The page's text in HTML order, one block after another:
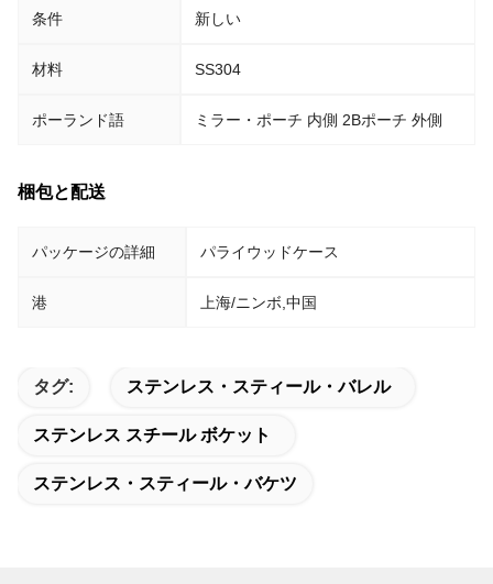
条件 新しい
材料 SS304
ポーランド語 ミラー・ポーチ 内側 2Bポーチ 外側
梱包と配送
パッケージの詳細 パライウッドケース
港 上海/ニンボ,中国
タグ: ステンレス・スティール・バレル
ステンレス スチール ボケット
ステンレス・スティール・バケツ